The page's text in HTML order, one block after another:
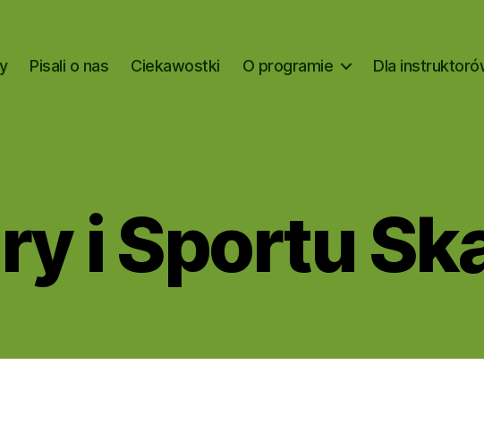
Pisali o nas Ciekawostki O programie Dla
i Sportu